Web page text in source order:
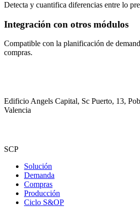
Detecta y cuantifica diferencias entre lo
Integración con otros módulos
Compatible con la planificación de
compras.
Edificio Angels Capital, Sc Puerto, 13,
Valencia
SCP
Solución
Demanda
Compras
Producción
Ciclo S&OP